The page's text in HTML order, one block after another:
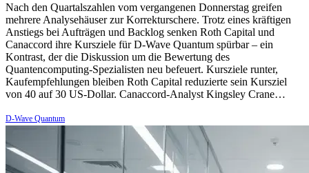
Nach den Quartalszahlen vom vergangenen Donnerstag greifen
mehrere Analysehäuser zur Korrekturschere. Trotz eines kräftigen
Anstiegs bei Aufträgen und Backlog senken Roth Capital und
Canaccord ihre Kursziele für D-Wave Quantum spürbar – ein
Kontrast, der die Diskussion um die Bewertung des
Quantencomputing-Spezialisten neu befeuert. Kursziele runter,
Kaufempfehlungen bleiben Roth Capital reduzierte sein Kursziel
von 40 auf 30 US-Dollar. Canaccord-Analyst Kingsley Crane…
D-Wave Quantum